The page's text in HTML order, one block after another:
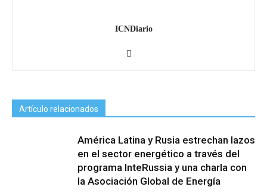
ICNDiario
Artículo relacionados
América Latina y Rusia estrechan lazos
en el sector energético a través del
programa InteRussia y una charla con
la Asociación Global de Energía